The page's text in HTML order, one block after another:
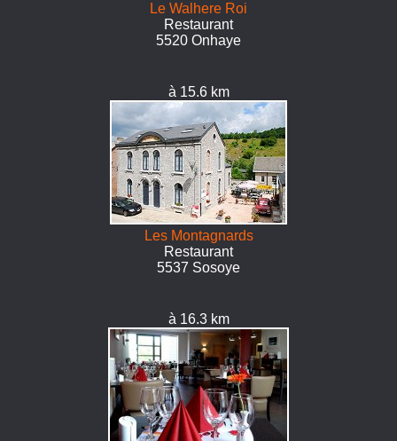
Le Walhere Roi
Restaurant
5520 Onhaye
à 15.6 km
Les Montagnards
Restaurant
5537 Sosoye
à 16.3 km